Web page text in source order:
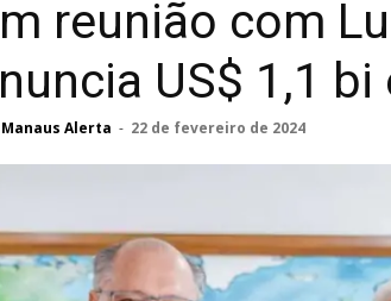
reunião com
US$ 1,1
Manaus Alerta - 22 de fevereiro de 2024